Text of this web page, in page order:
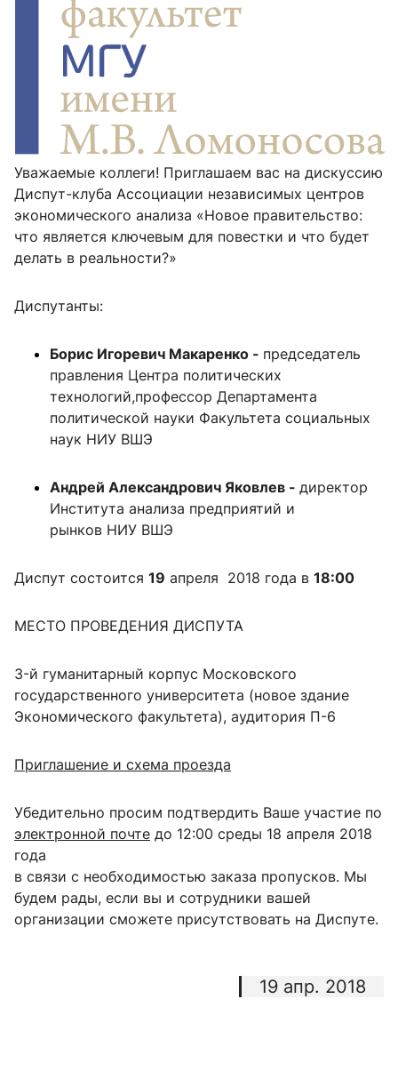
Уважаемые коллеги! Приглашаем вас на дискуссию
Диспут-клуба Ассоциации независимых центров
экономического анализа «Новое правительство:
что является ключевым для повестки и что будет
делать в реальности?»
Диспутанты:
Борис Игоревич Макаренко - председатель
правления Центра политических
технологий,профессор Департамента
политической науки Факультета социальных
наук НИУ ВШЭ
Андрей Александрович Яковлев - директор
Института анализа предприятий и
рынков НИУ ВШЭ
Диспут состоится 19 апреля 2018 года в 18:00
МЕСТО ПРОВЕДЕНИЯ ДИСПУТА
3-й гуманитарный корпус Московского
государственного университета (новое здание
Экономического факультета), аудитория П-6
Приглашение и схема проезда
Убедительно просим подтвердить Ваше участие по
электронной почте до 12:00 среды 18 апреля 2018
года
в связи с необходимостью заказа пропусков. Мы
будем рады, если вы и сотрудники вашей
организации сможете присутствовать на Диспуте.
19 апр. 2018